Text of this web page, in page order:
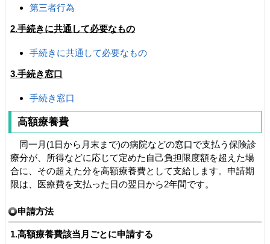
第三者行為
2.手続きに共通して必要なもの
手続きに共通して必要なもの
3.手続き窓口
手続き窓口
高額療養費
同一月(1日から月末まで)の病院などの窓口で支払う保険診
療分が、所得などに応じて定めた自己負担限度額を超えた場
合に、その超えた分を高額療養費として支給します。申請期
限は、医療費を支払った日の翌日から2年間です。
申請方法
1.高額療養費該当月ごとに申請する